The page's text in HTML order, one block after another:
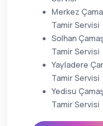
Merkez
Tamir Servisi
Solhan
Tamir Servisi
Yayladere
Tamir Servisi
Yedisu
Tamir Servisi